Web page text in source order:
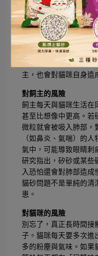
飼主與貓咪的
當我們談到貓砂對空氣
想到「臭味困擾」或「
問題更深層的隱憂在於
塵、氨氣和揮發性有機
主，也會對貓咪自身造
對飼主的風險
飼主每天與貓咪生活在
甚至比想像中更高。若
微粒就會被吸入肺部，
（如鼻炎、氣喘）的
氣中，可能導致眼睛刺
研究指出，矽砂或某些
入恐怕還會對肺部造成
貓砂問題不是單純的清
患。
對貓咪的風險
別忘了，真正長時間接
子。貓咪每天要多次進
多的粉塵與氣味。如果